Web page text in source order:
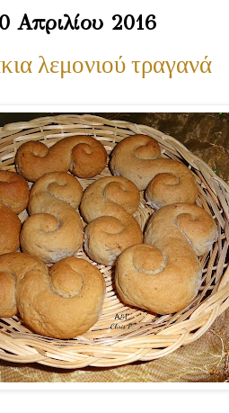
Απριλίου 2016
λεμονιού τραγανά